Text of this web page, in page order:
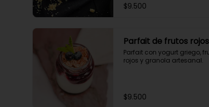
$9.500
Parfait de frutos rojos
Parfait con yogurt griego,
rojos y granola artesanal.
$9.500